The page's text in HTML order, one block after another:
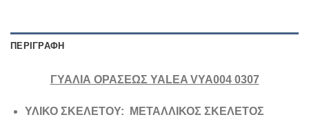
ΠΕΡΙΓΡΑΦΉ
ΓΥΑΛΙΑ ΟΡΑΣΕΩΣ YALEA VYA004 0307
ΥΛΙΚΟ ΣΚΕΛΕΤΟΥ: ΜΕΤΑΛΛΙΚΟΣ ΣΚΕΛΕΤΟΣ